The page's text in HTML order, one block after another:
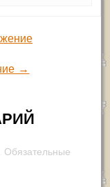
→
Обязательные